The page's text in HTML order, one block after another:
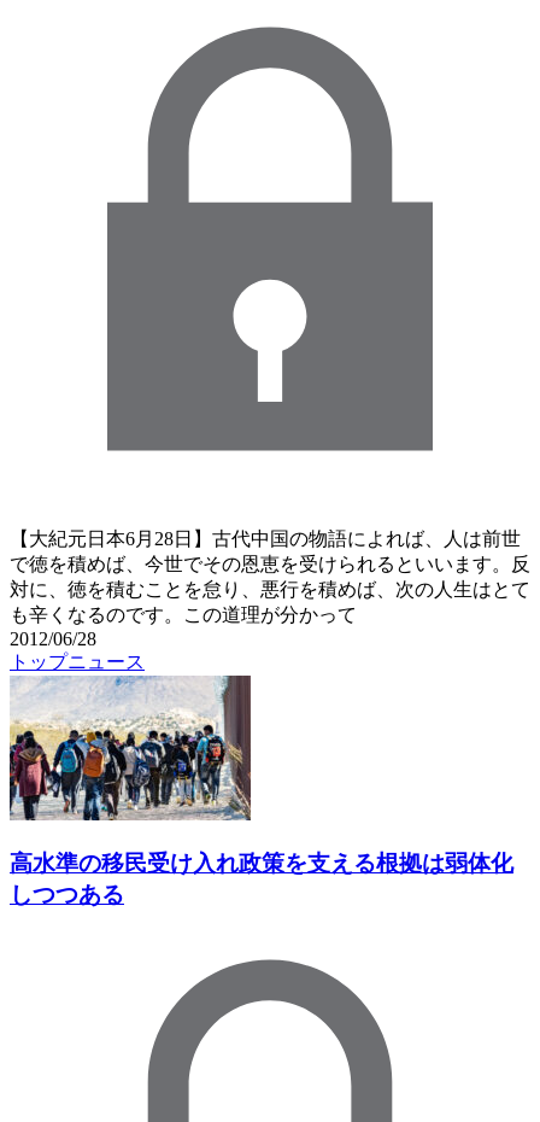
【大紀元日本6月28日】古代中国の物語によれば、人は前世
で徳を積めば、今世でその恩恵を受けられるといいます。反
対に、徳を積むことを怠り、悪行を積めば、次の人生はとて
も辛くなるのです。この道理が分かって
2012/06/28
トップニュース
高水準の移民受け入れ政策を支える根拠は弱体化
しつつある